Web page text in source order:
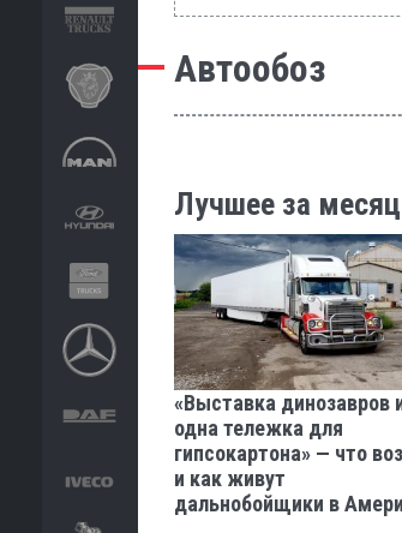
Автообоз
Лучшее за месяц
«Выставка динозавров
одна тележка для
гипсокартона» — что
и как живут
дальнобойщики в